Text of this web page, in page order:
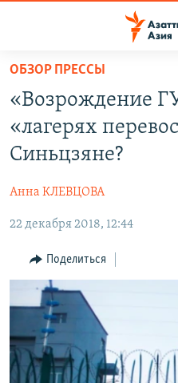
Вернуться
основному
содержанию
Вернутся
главной
Вернутся
поиску
КАЗАХСТАН
ТАДЖИКИСТАН
НОВОСТИ
ВОЙНА В УКРАИНЕ
КЫРГЫЗЧА
ЎЗБЕКЧА
ТОҶИКӢ
TÜRKMENÇE
ПОДПИШИТЕСЬ НА НАС В
Все сайты РСЕ/РС
ОБЗОР ПРЕССЫ
«Возрождение
«лагерях
Синьцзяне?
Анна КЛЕВЦОВА
22 декабря 2018, 12:44
Поделиться